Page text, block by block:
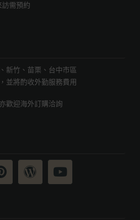
需預約
新竹、苗栗、台中市區
並將酌收外勤服務費用
歡迎海外訂購洽詢